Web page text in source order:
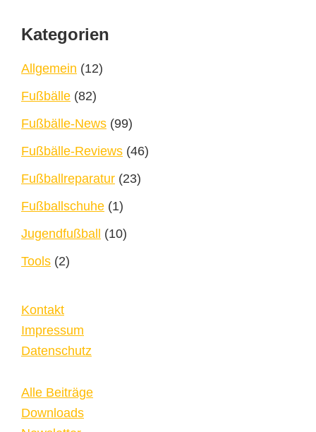
Footer
Kategorien
Allgemein (12)
Fußbälle (82)
Fußbälle-News (99)
Fußbälle-Reviews (46)
Fußballreparatur (23)
Fußballschuhe (1)
Jugendfußball (10)
Tools (2)
Kontakt
Impressum
Datenschutz
Alle Beiträge
Downloads